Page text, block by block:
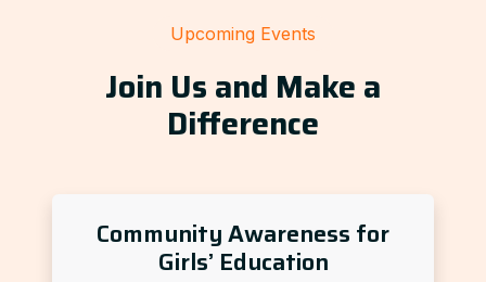
Upcoming Events
Join Us and Make a
Difference
Community Awareness for
Girls’ Education